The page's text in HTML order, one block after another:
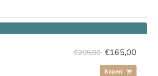
€205,00 €165,00
Kopen